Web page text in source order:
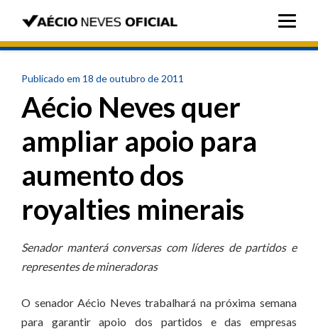
Publicado em 18 de outubro de 2011
Aécio Neves quer
ampliar apoio para
aumento dos
royalties minerais
Senador manterá conversas com líderes de partidos e
representes de mineradoras
O senador Aécio Neves trabalhará na próxima semana
para garantir apoio dos partidos e das empresas